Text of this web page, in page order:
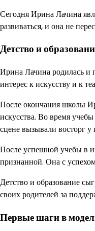
Сегодня Ирина Лачина
развиваться, и она не
Детство и
Ирина Лачина родилась и
интерес к искусству и к
После окончания школы
искусства. Во время
сцене вызывали восторг у
После успешной учебы в
признанной. Она с
Детство и образование
своих родителей за
Первые шаги в